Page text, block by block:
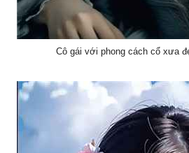
Cô gái với phong cách cổ xưa